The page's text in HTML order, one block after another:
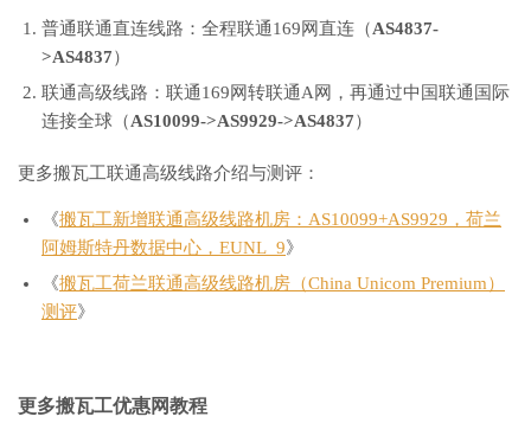
普通联通直连线路：全程联通169网直连（AS4837-
>AS4837）
联通高级线路：联通169网转联通A网，再通过中国联通国际
连接全球（AS10099->AS9929->AS4837）
更多搬瓦工联通高级线路介绍与测评：
《搬瓦工新增联通高级线路机房：AS10099+AS9929，荷兰
阿姆斯特丹数据中心，EUNL_9》
《搬瓦工荷兰联通高级线路机房（China Unicom Premium）
测评》
更多搬瓦工优惠网教程